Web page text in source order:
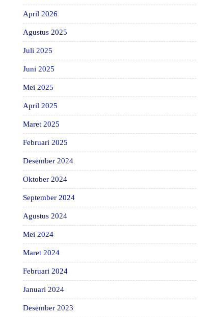
April 2026
Agustus 2025
Juli 2025
Juni 2025
Mei 2025
April 2025
Maret 2025
Februari 2025
Desember 2024
Oktober 2024
September 2024
Agustus 2024
Mei 2024
Maret 2024
Februari 2024
Januari 2024
Desember 2023